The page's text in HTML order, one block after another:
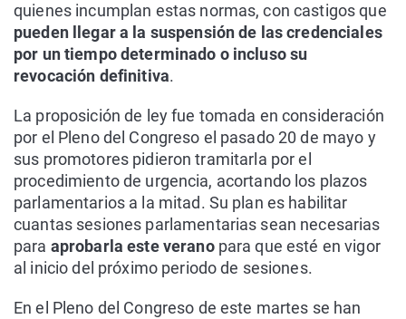
quienes incumplan estas normas, con castigos que
pueden llegar a la suspensión de las credenciales
por un tiempo determinado o incluso su
revocación definitiva.
La proposición de ley fue tomada en consideración
por el Pleno del Congreso el pasado 20 de mayo y
sus promotores pidieron tramitarla por el
procedimiento de urgencia, acortando los plazos
parlamentarios a la mitad. Su plan es habilitar
cuantas sesiones parlamentarias sean necesarias
para aprobarla este veranopara que esté en vigor
al inicio del próximo periodo de sesiones.
En el Pleno del Congreso de este martes se han